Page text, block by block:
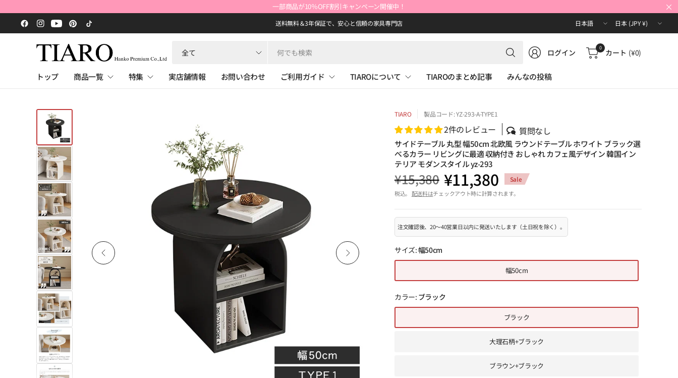
一部商品が10％OFF割引キャンペーン開催中！ ×
送料無料＆3年保証で、安心と信頼の家具専門店
国/
地
を
国/
地
を
で
検
検
ログイン 0 カート (¥0)
トップ 商品一覧 特集 実店舗情報 お問い合わせ ご利用ガイド TIAROについて TIAROのまとめ記事 みんなの投稿
TIARO 製品コード: YZ-293-A-TYPE1
2件のレビュー 質問なし
サイドテーブル 丸型 幅50cm 北欧風 ラウンドテーブル ホワイト ブラック選
べるカラー リビングに最適 収納付き おしゃれ カフェ風デザイン 韓国イン
テリア モダンスタイル yz-293
¥15,380 ¥11,380
Sale
税込。 配送料はチェックアウト時に計算されます。
注文確認後、20～40営業日以内に発送いたします（土日祝を除く）。
サイズ:幅50cm
幅50cm
カラー: ブラック
ブラック
大理石柄+ブラック
ブラウン+ブラック